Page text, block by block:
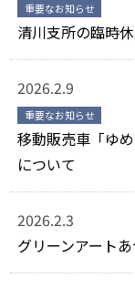
重要なお知らせ
清川支所の臨時
2026.2.9
重要なお知らせ
移動販売車「ゆ
について
2026.2.3
グリーンアート